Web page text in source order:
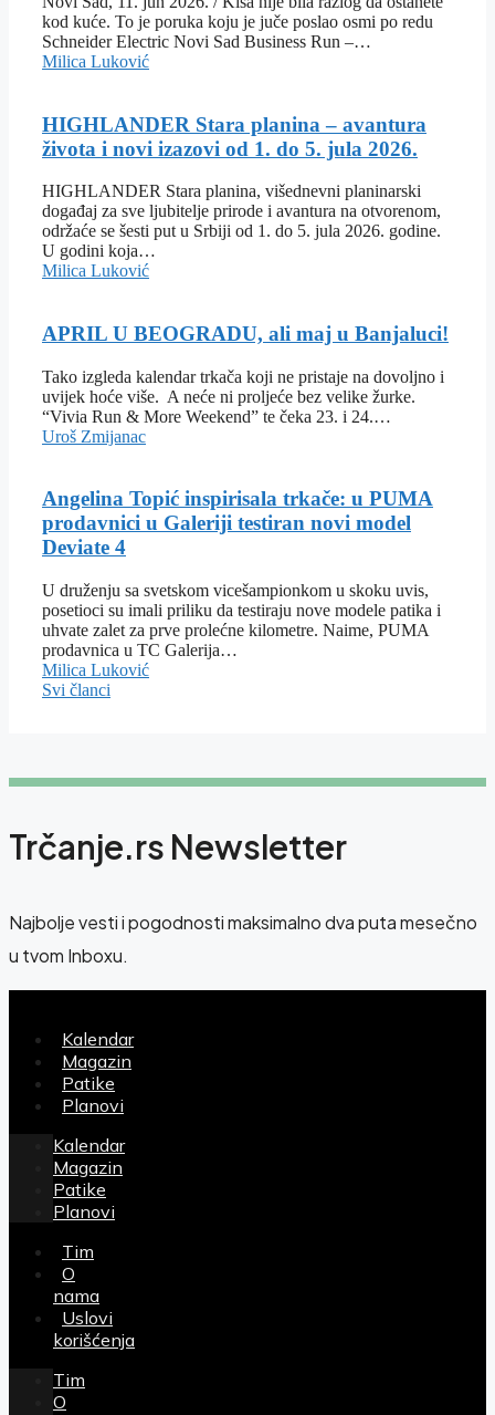
kod kuće. To je poruka koju je juče poslao osmi po redu
Schneider Electric Novi Sad Business Run –…
Milica Luković
HIGHLANDER Stara planina – avantura
života i novi izazovi od 1. do 5. jula 2026.
HIGHLANDER Stara planina, višednevni planinarski
događaj za sve ljubitelje prirode i avantura na otvorenom,
održaće se šesti put u Srbiji od 1. do 5. jula 2026. godine.
U godini koja…
Milica Luković
APRIL U BEOGRADU, ali maj u Banjaluci!
Tako izgleda kalendar trkača koji ne pristaje na dovoljno i
uvijek hoće više. A neće ni proljeće bez velike žurke.
“Vivia Run & More Weekend” te čeka 23. i 24.…
Uroš Zmijanac
Angelina Topić inspirisala trkače: u PUMA
prodavnici u Galeriji testiran novi model
Deviate 4
U druženju sa svetskom vicešampionkom u skoku uvis,
posetioci su imali priliku da testiraju nove modele patika i
uhvate zalet za prve prolećne kilometre. Naime, PUMA
prodavnica u TC Galerija…
Milica Luković
Svi članci
Trčanje.rs Newsletter
Najbolje vesti i pogodnosti maksimalno dva puta mesečno
u tvom Inboxu.
Kalendar
Magazin
Patike
Planovi
Kalendar
Magazin
Patike
Planovi
Tim
O
nama
Uslovi
korišćenja
Tim
O